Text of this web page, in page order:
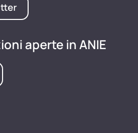
aperte in ANIE